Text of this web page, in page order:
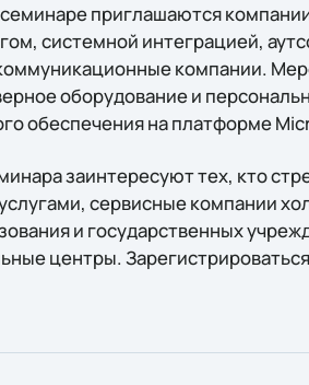
приглашаются
системной интеграцией,
компании.
оборудование и
обеспечения на платформе
заинтересуют тех, кто
сервисные компании
и государственных
центры.